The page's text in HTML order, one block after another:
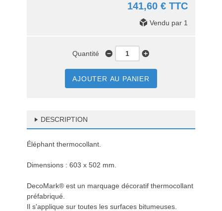
141,60 € TTC
Vendu par 1
Quantité
AJOUTER AU PANIER
DESCRIPTION
Éléphant thermocollant.
Dimensions : 603 x 502 mm.
DecoMark® est un marquage décoratif thermocollant
préfabriqué.
Il s'applique sur toutes les surfaces bitumeuses.